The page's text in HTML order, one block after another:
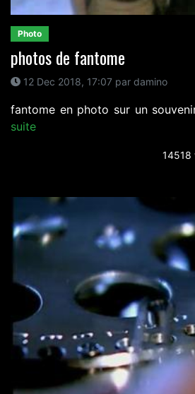
Photo
photos de fantome
12 Dec 2018, 17:07 par damino
fantome en photo sur un
suite
14518